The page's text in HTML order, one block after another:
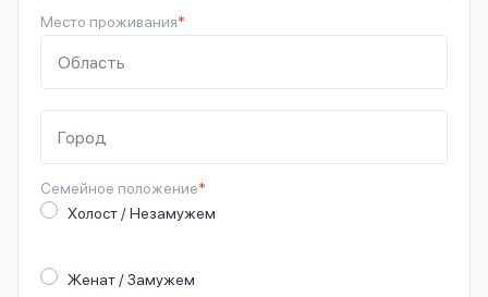
Место проживания*
Семейное положение*
Холост / Незамужем
Женат / Замужем